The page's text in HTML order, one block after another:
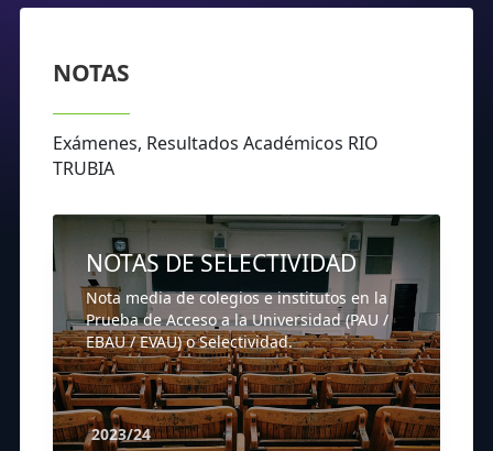
NOTAS
Exámenes, Resultados Académicos RIO
TRUBIA
NOTAS DE SELECTIVIDAD
Nota media de colegios e institutos en la
Prueba de Acceso a la Universidad (PAU /
EBAU / EVAU) o Selectividad.
2023/24